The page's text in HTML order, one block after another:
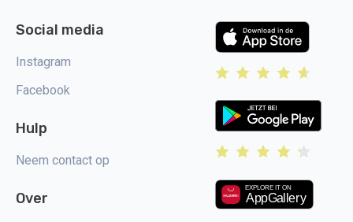
Social media
Instagram
Facebook
Hulp
Neem contact op
Over